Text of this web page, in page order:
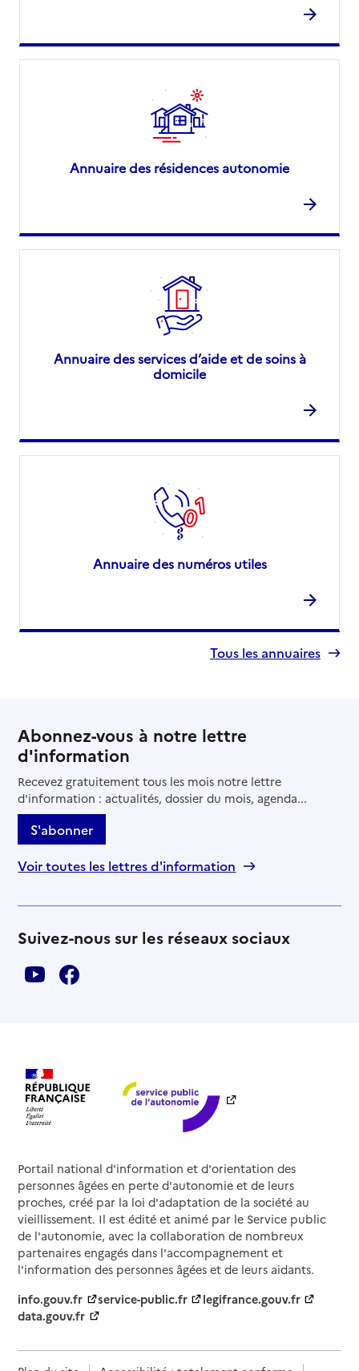
Annuaire des résidences autonomie
Annuaire des services d’aide et de soins à
domicile
Annuaire des numéros utiles
Tous les annuaires
Abonnez-vous à notre lettre
d'information
Recevez gratuitement tous les mois notre lettre
d'information : actualités, dossier du mois, agenda...
S'abonner
Voir toutes les lettres d'information
Suivez-nous sur les réseaux sociaux
Portail national d'information et d'orientation des
personnes âgées en perte d'autonomie et de leurs
proches, créé par la loi d'adaptation de la société au
vieillissement. Il est édité et animé par le Service public
de l'autonomie, avec la collaboration de nombreux
partenaires engagés dans l'accompagnement et
l'information des personnes âgées et de leurs aidants.
info.gouv.fr
service-public.fr
legifrance.gouv.fr
data.gouv.fr